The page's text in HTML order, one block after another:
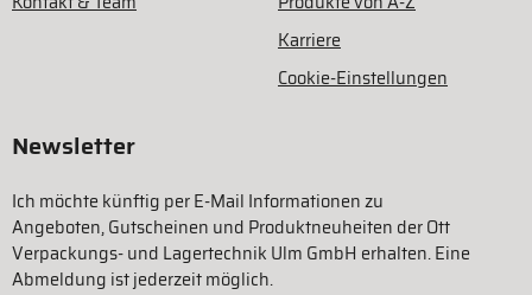
Karriere
Cookie-Einstellungen
Newsletter
Ich möchte künftig per E-Mail Informationen zu
Angeboten, Gutscheinen und Produktneuheiten der Ott
Verpackungs- und Lagertechnik Ulm GmbH erhalten. Eine
Abmeldung ist jederzeit möglich.